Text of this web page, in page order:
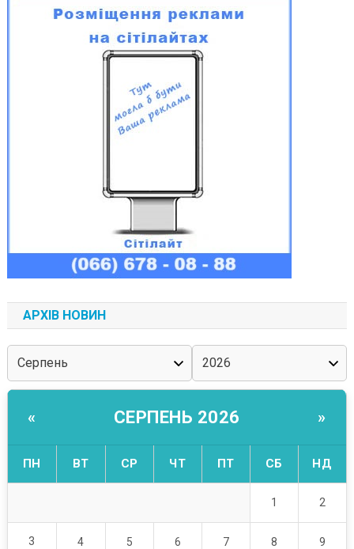
АРХІВ НОВИН
« СЕРПЕНЬ 2026 »
ПН ВТ СР ЧТ ПТ СБ НД
1 2
3 4 5 6 7 8 9